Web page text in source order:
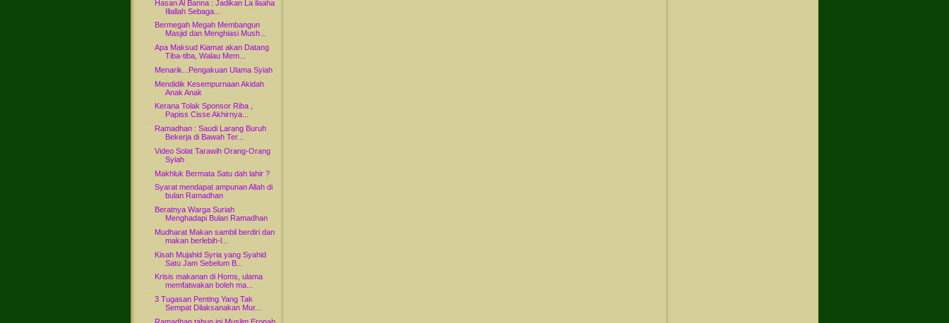
Hasan Al Banna : Jadikan La ilaaha
Illallah Sebaga...
Bermegah Megah Membangun
Masjid dan Menghiasi Mush...
Apa Maksud Kiamat akan Datang
Tiba-tiba, Walau Mem...
Menarik...Pengakuan Ulama Syiah
Mendidik Kesempurnaan Akidah
Anak Anak
Kerana Tolak Sponsor Riba ,
Papiss Cisse Akhirnya...
Ramadhan : Saudi Larang Buruh
Bekerja di Bawah Ter...
Video Solat Tarawih Orang-Orang
Syiah
Makhluk Bermata Satu dah lahir ?
Syarat mendapat ampunan Allah di
bulan Ramadhan
Beratnya Warga Suriah
Menghadapi Bulan Ramadhan
Mudharat Makan sambil berdiri dan
makan berlebih-l...
Kisah Mujahid Syria yang Syahid
Satu Jam Sebelum B...
Krisis makanan di Homs, ulama
memfatwakan boleh ma...
3 Tugasan Penting Yang Tak
Sempat Dilaksanakan Mur...